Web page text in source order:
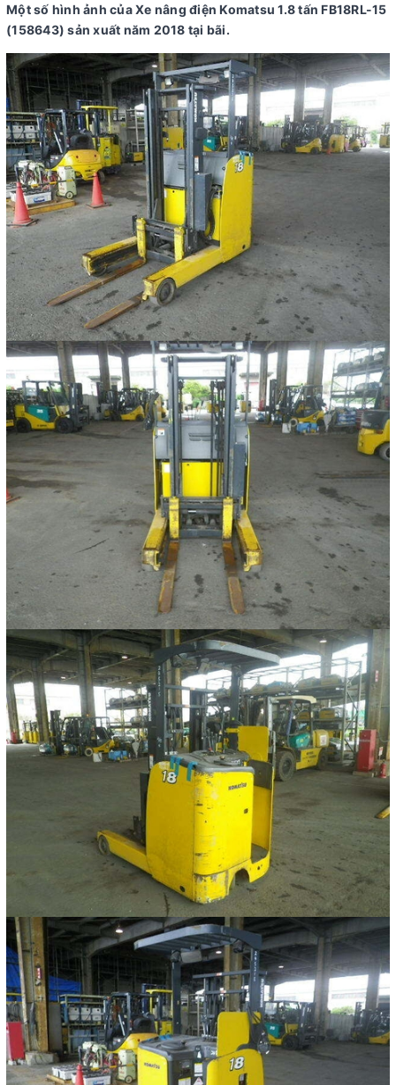
Một số hình ảnh của Xe nâng điện Komatsu 1.8 tấn FB18RL-15
(158643) sản xuất năm 2018 tại bãi.